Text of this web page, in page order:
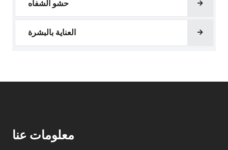
حشو الشفاه
العناية بالبشرة
معلومات عنا